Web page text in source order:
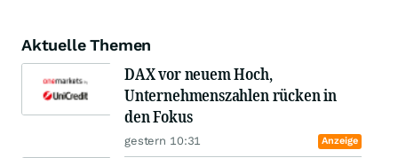
Aktuelle Themen
DAX vor neuem Hoch,
Unternehmenszahlen rücken in
den Fokus
gestern 10:31 Anzeige